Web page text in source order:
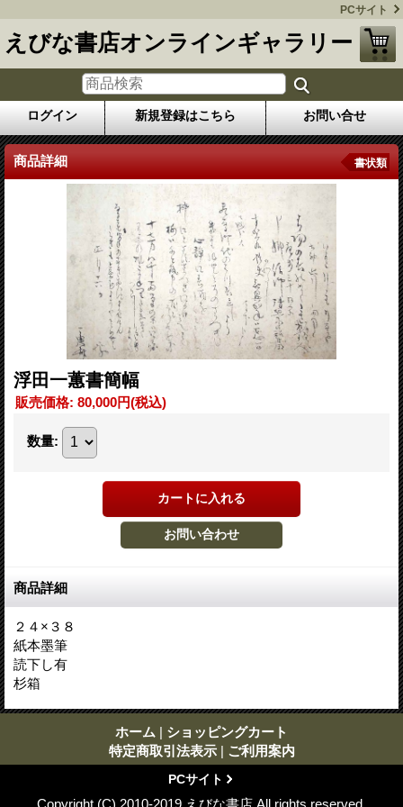
PCサイト
えびな書店オンラインギャラリー
ログイン 新規登録はこちら お問い合せ
商品詳細 書状類
浮田一蕙書簡幅
販売価格: 80,000円(税込)
数量:
商品詳細
２４×３８
紙本墨筆
読下し有
杉箱
ホーム | ショッピングカート
特定商取引法表示 | ご利用案内
PCサイト
Copyright (C) 2010-2019 えびな書店 All rights reserved.